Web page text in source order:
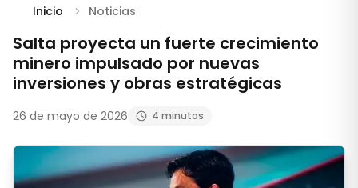
Inicio Noticias
Salta proyecta un fuerte crecimiento
minero impulsado por nuevas
inversiones y obras estratégicas
26 de mayo de 2026 4 minutos